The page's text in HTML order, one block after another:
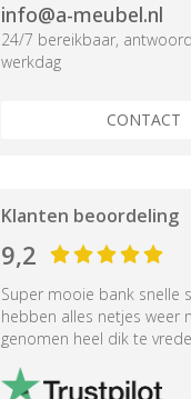
info@a-meubel.nl
24/7 bereikbaar,
werkdag
CONTACT
Klanten beoordeling
9,2
Super mooie bank snelle
hebben alles netjes weer
genomen heel dik te